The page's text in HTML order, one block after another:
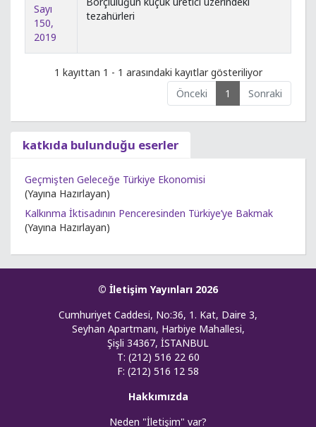
Sayı
150,
2019
tezahürleri
1 kayıttan 1 - 1 arasındaki kayıtlar gösteriliyor
Önceki
1 Sonraki
katkıda bulunduğu eserler
Geçmişten Geleceğe Türkiye Ekonomisi
(Yayına Hazırlayan)
Kalkınma İktisadının Penceresinden Türkiye’ye Bakmak
(Yayına Hazırlayan)
© İletişim Yayınları 2026
Cumhuriyet Caddesi, No:36, 1. Kat, Daire 3,
Seyhan Apartmanı, Harbiye Mahallesi,
Şişli 34367, İSTANBUL
T: (212) 516 22 60
F: (212) 516 12 58
Hakkımızda
Neden "İletişim" var?